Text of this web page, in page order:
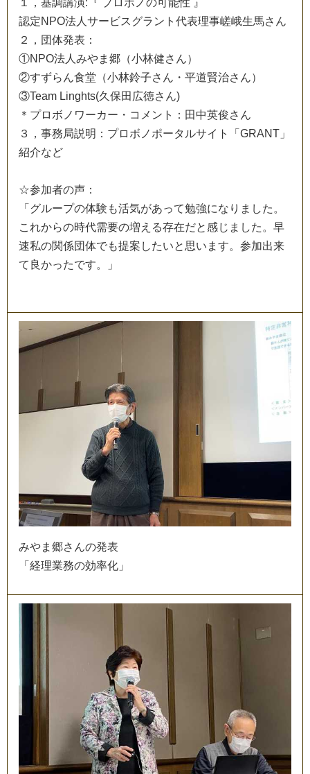
認定N PO法 人 サー ビスグラ ン ト 代表理事嵯峨生馬さ ん
２
， 団体発表 ：
①N PO法 人 みやま 郷 （小林健さ ん）
②すずら ん食堂 （小林鈴子さ ん ・ 平道賢治さ ん）
③Team Linghts(久 保田 広徳さ ん)
＊ プロ ボ ノ ワーカー ・ コ メ ン ト ： 田 中英俊さ ん
３
， 事務局説明 ： プロ ボ ノ ポータ ルサイ ト 「 GRANT 」
紹介など
☆参加者の声 ：
「 グループの体験 も活気があって勉強にな り ま した 。
こ れからの時代需要の増 え る存在だと感じ ま した 。 早
速私の関係団体でも提案 したいと 思い ま す。 参加出来
て 良かったです。 」
みやま 郷さ んの発表
「 経理業務の効率化 」